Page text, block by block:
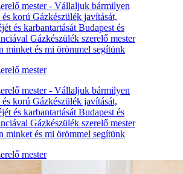
mester - Vállaljuk bármilyen
korú Gázkészülék javítását,
és karbantartását Budapest és
Gázkészülék szerelő mester
minket és mi örömmel segítünk
mester
mester - Vállaljuk bármilyen
korú Gázkészülék javítását,
és karbantartását Budapest és
Gázkészülék szerelő mester
minket és mi örömmel segítünk
mester